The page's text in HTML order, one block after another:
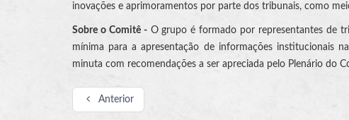
inovações e aprimoramentos por parte dos tribunais, como
Sobre o Comitê -O grupo é formado por representantes de
mínima para a apresentação de informações institucionais
minuta com recomendações a ser apreciada pelo Plenário do
Anterior